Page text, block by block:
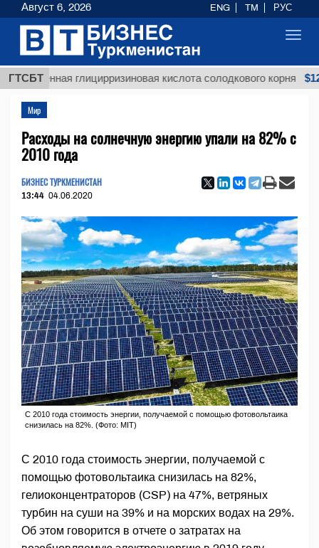
ГТСБТглицирризиновая кислота солодкового корня $12935,18
Мир
Расходы на солнечную энергию упали на 82% с
2010 года
БИЗНЕС ТУРКМЕНИСТАН
13:44 04.06.2020
С 2010 года стоимость энергии, получаемой с помощью фотовольтаика
снизилась на 82%. (Фото: MIT)
С 2010 года стоимость энергии, получаемой с
помощью фотовольтаика снизилась на 82%,
гелиоконцентраторов (CSP) на 47%, ветряных
турбин на суши на 39% и на морских водах на 29%.
Об этом говорится в отчете о затратах на
Август 6, 2026 ENG TM РУС